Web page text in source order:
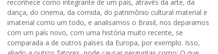
reconhece como integrante de um país, através da arte, da
dança, do cinema, da comida, do patrimônio cultural material e
imaterial como um todo, e analisamos o Brasil, nos deparamos
com um país novo, com uma história muito recente, se
comparada a de outros países da Europa, por exemplo. Isso,